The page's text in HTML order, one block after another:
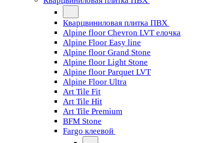
Кварцвиниловая плитка ПВХ
Alpine floor Chevron LVT елочка
Alpine Floor Easy line
Alpine floor Grand Stone
Alpine floor Light Stone
Alpine floor Parquet LVT
Alpine Floor Ultra
Art Tile Fit
Art Tile Hit
Art Tile Premium
BFM Stone
Fargo клеевой